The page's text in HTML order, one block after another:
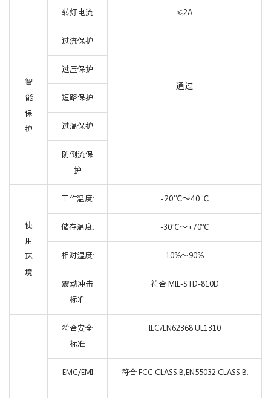
转灯电流 ≤2A
智
能
保
护
过流保护
通过
过压保护
短路保护
过温保护
防倒流保
护
使
用
环
境
工作温度: -20℃～40℃
储存温度: -30℃～+70℃
相对湿度: 10%～90%
震动冲击
标准
符合 MIL-STD-810D
符合安全
标准
IEC/EN62368 UL1310
EMC/EMI 符合 FCC CLASS B,EN55032 CLASS B.